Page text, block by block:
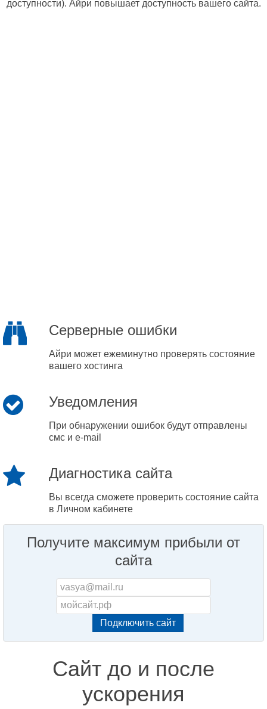
доступности). Айри повышает доступность вашего сайта.
Серверные ошибки
Айри может ежеминутно проверять состояние
вашего хостинга
Уведомления
При обнаружении ошибок будут отправлены
смс и e-mail
Диагностика сайта
Вы всегда сможете проверить состояние сайта
в Личном кабинете
Получите максимум прибыли от
сайта
Сайт до и после
ускорения